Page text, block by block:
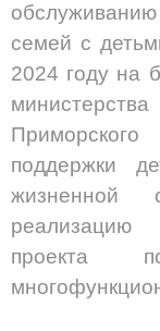
семей с
2024 году на
поддержки
жизненной
реализацию
проекта